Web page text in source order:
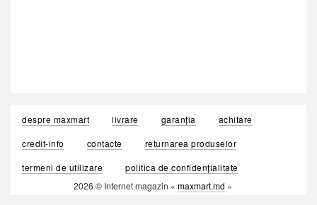
despre maxmart livrare garanția
achitare
credit-info
contacte
returnarea produselor
termeni de utilizare
politica de confidențialitate
2026 © Internet magazin « maxmart.md »